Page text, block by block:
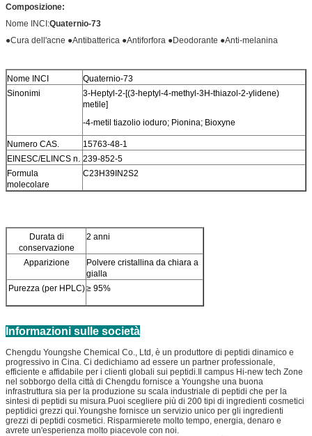
Composizione:
Nome INCI:Quaternio-73
●Cura dell'acne ●Antibatterica ●Antiforfora ●Deodorante ●Anti-melanina
Nome INCI
Quaternio-73
Sinonimi
3-Heptyl-2-[(3-heptyl-4-methyl-3H-thiazol-2-ylidene)
metile]
-4-metil tiazolio ioduro; Pionina; Bioxyne
Numero CAS.
15763-48-1
EINESC/ELINCS n. 239-852-5
Formula
molecolare
C23H39IN2S2
Durata di
conservazione
2 anni
Apparizione
Polvere cristallina da chiara a
gialla
Purezza (per HPLC)≥ 95%
Informazioni sulle società
Chengdu Youngshe Chemical Co., Ltd, è un produttore di peptidi dinamico e
progressivo in Cina. Ci dedichiamo ad essere un partner professionale,
efficiente e affidabile per i clienti globali sui peptidi.Il campus Hi-new tech Zone
nel sobborgo della città di Chengdu fornisce a Youngshe una buona
infrastruttura sia per la produzione su scala industriale di peptidi che per la
sintesi di peptidi su misura.Puoi scegliere più di 200 tipi di ingredienti cosmetici
peptidici grezzi qui.Youngshe fornisce un servizio unico per gli ingredienti
grezzi di peptidi cosmetici. Risparmierete molto tempo, energia, denaro e
avrete un'esperienza molto piacevole con noi.